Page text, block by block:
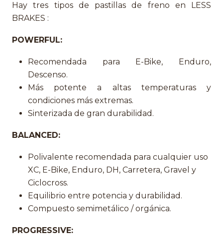
Hay tres tipos de pastillas de freno en LESS
BRAKES :
POWERFUL:
Recomendada para E-Bike, Enduro,
Descenso.
Más potente a altas temperaturas y
condiciones más extremas.
Sinterizada de gran durabilidad.
BALANCED:
Polivalente recomendada para cualquier uso
XC, E-Bike, Enduro, DH, Carretera, Gravel y
Ciclocross.
Equilibrio entre potencia y durabilidad.
Compuesto semimetálico / orgánica.
PROGRESSIVE: